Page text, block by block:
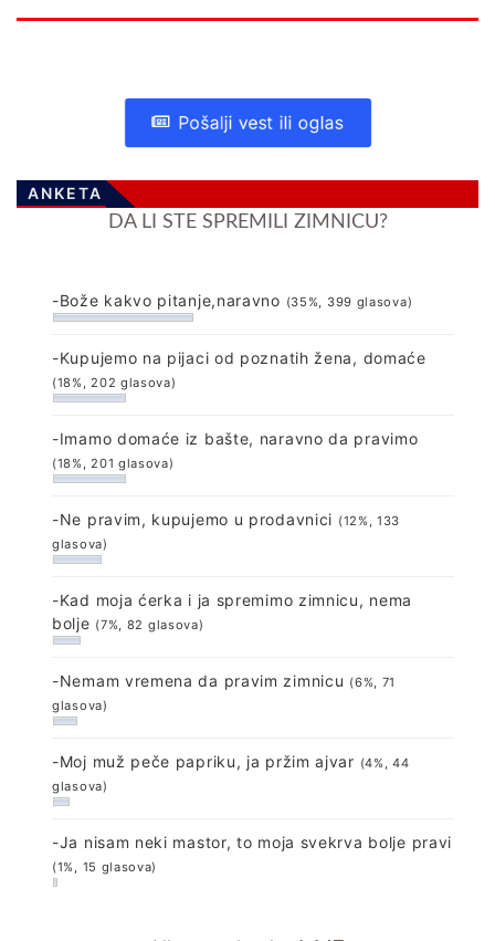
Pošalji vest ili oglas
ANKETA
DA LI STE SPREMILI ZIMNICU?
-Bože kakvo pitanje,naravno (35%, 399 glasova)
-Kupujemo na pijaci od poznatih žena, domaće
(18%, 202 glasova)
-Imamo domaće iz bašte, naravno da pravimo
(18%, 201 glasova)
-Ne pravim, kupujemo u prodavnici (12%, 133
glasova)
-Kad moja ćerka i ja spremimo zimnicu, nema
bolje (7%, 82 glasova)
-Nemam vremena da pravim zimnicu (6%, 71
glasova)
-Moj muž peče papriku, ja pržim ajvar (4%, 44
glasova)
-Ja nisam neki mastor, to moja svekrva bolje pravi
(1%, 15 glasova)